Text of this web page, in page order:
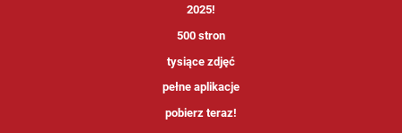
2025!
500 stron
tysiące zdjęć
pełne aplikacje
pobierz teraz!